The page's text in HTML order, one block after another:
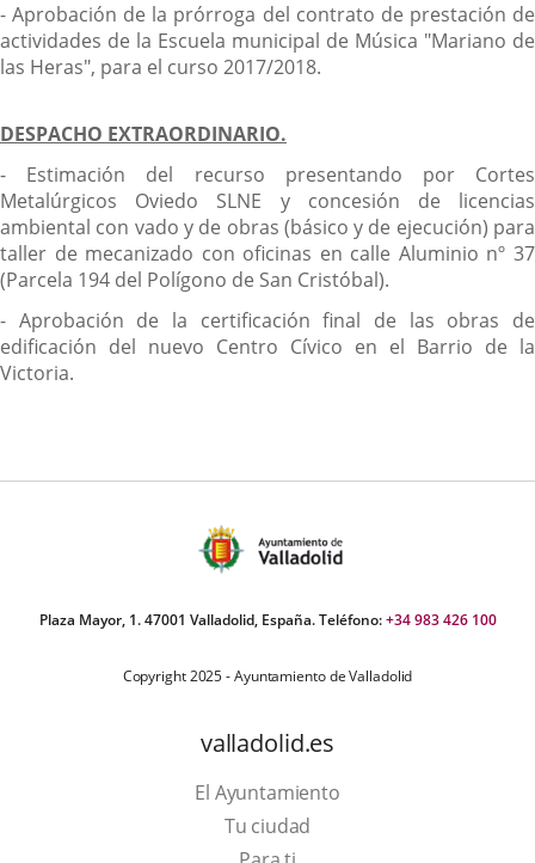
- Aprobación de la prórroga del contrato de prestación de
actividades de la Escuela municipal de Música "Mariano de
las Heras", para el curso 2017/2018.
DESPACHO EXTRAORDINARIO.
- Estimación del recurso presentando por Cortes
Metalúrgicos Oviedo SLNE y concesión de licencias
ambiental con vado y de obras (básico y de ejecución) para
taller de mecanizado con oficinas en calle Aluminio nº 37
(Parcela 194 del Polígono de San Cristóbal).
- Aprobación de la certificación final de las obras de
edificación del nuevo Centro Cívico en el Barrio de la
Victoria.
Plaza Mayor, 1. 47001 Valladolid, España. Teléfono:+34 983 426 100
Copyright 2025 - Ayuntamiento de Valladolid
valladolid.es
El Ayuntamiento
Tu ciudad